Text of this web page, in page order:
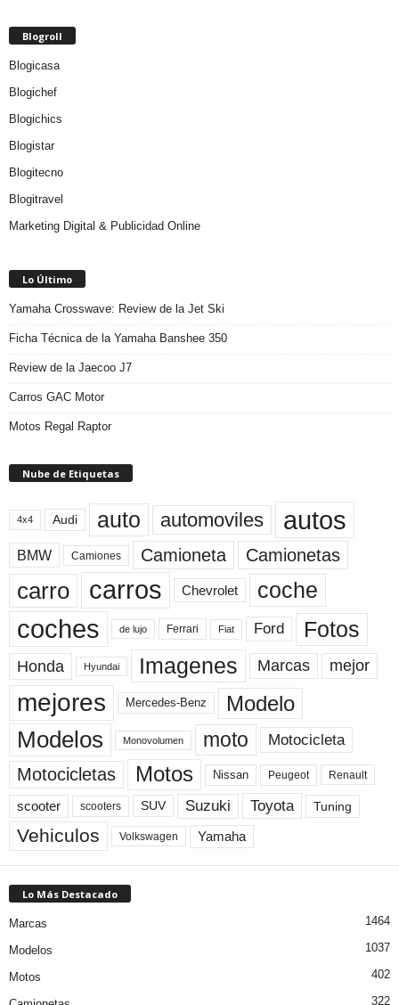
Blogroll
Blogicasa
Blogichef
Blogichics
Blogistar
Blogitecno
Blogitravel
Marketing Digital & Publicidad Online
Lo Último
Yamaha Crosswave: Review de la Jet Ski
Ficha Técnica de la Yamaha Banshee 350
Review de la Jaecoo J7
Carros GAC Motor
Motos Regal Raptor
Nube de Etiquetas
4x4 Audi auto automoviles autos
BMW Camiones Camioneta Camionetas
carro carros Chevrolet coche
coches de lujo Ferrari Fiat Ford Fotos
Honda Hyundai Imagenes Marcas mejor
mejores Mercedes-Benz Modelo
Modelos Monovolumen moto Motocicleta
Motocicletas Motos Nissan Peugeot Renault
scooter scooters SUV Suzuki Toyota Tuning
Vehiculos Volkswagen Yamaha
Lo Más Destacado
Marcas 1464
Modelos 1037
Motos 402
322